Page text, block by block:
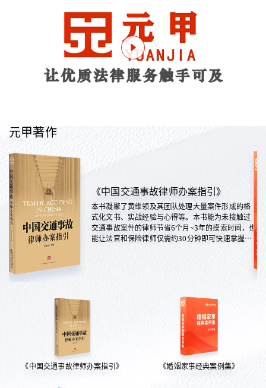
元甲著作
《中国交通事故律师办案指引》
本书凝聚了黄维领及其团队处理大量案件形成的格
式化文书、实战经验与心得等。本书能为未接触过
交通事故案件的律师节省6个月~3年的摸索时间，也
能让法官和保险律师仅需约30分钟即可快速掌握案
《中国交通事故律师办案指引》 《婚姻家事经典案例集》